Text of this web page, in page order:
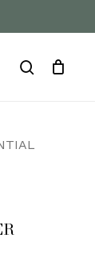
search
Close